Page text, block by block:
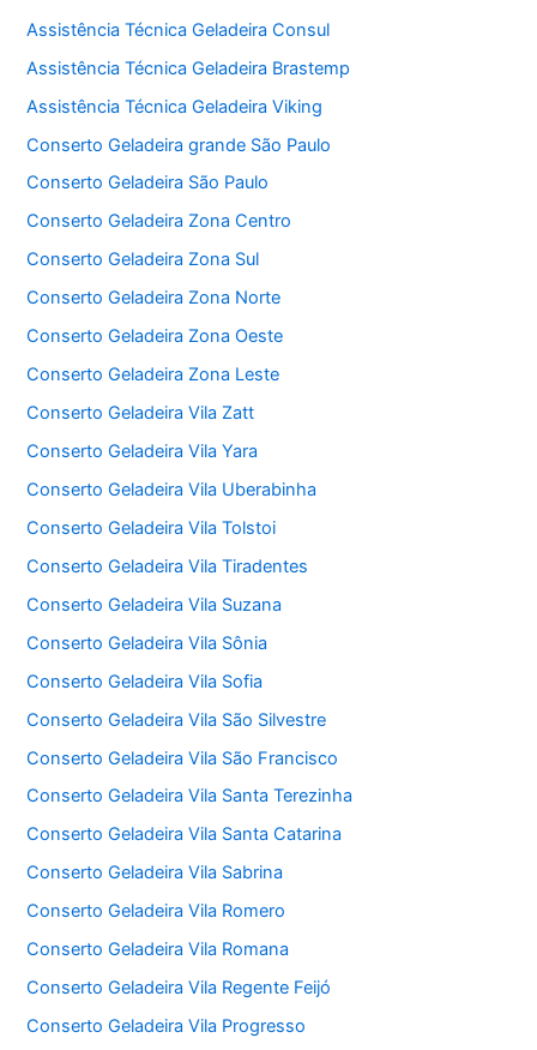
Assistência Técnica Geladeira Consul
Assistência Técnica Geladeira Brastemp
Assistência Técnica Geladeira Viking
Conserto Geladeira grande São Paulo
Conserto Geladeira São Paulo
Conserto Geladeira Zona Centro
Conserto Geladeira Zona Sul
Conserto Geladeira Zona Norte
Conserto Geladeira Zona Oeste
Conserto Geladeira Zona Leste
Conserto Geladeira Vila Zatt
Conserto Geladeira Vila Yara
Conserto Geladeira Vila Uberabinha
Conserto Geladeira Vila Tolstoi
Conserto Geladeira Vila Tiradentes
Conserto Geladeira Vila Suzana
Conserto Geladeira Vila Sônia
Conserto Geladeira Vila Sofia
Conserto Geladeira Vila São Silvestre
Conserto Geladeira Vila São Francisco
Conserto Geladeira Vila Santa Terezinha
Conserto Geladeira Vila Santa Catarina
Conserto Geladeira Vila Sabrina
Conserto Geladeira Vila Romero
Conserto Geladeira Vila Romana
Conserto Geladeira Vila Regente Feijó
Conserto Geladeira Vila Progresso